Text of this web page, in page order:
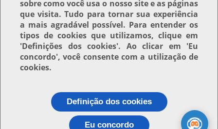
sobre como você usa o nosso site e as páginas
que visita. Tudo para tornar sua experiência
a mais agradável possível. Para entender os
tipos de cookies que utilizamos, clique em
'Definições dos cookies'. Ao clicar em 'Eu
concordo', você consente com a utilização de
cookies.